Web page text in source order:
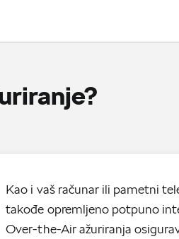
Kao i vaš računar ili pametni
takođe opremljeno potpuno
Over-the-Air ažuriranja